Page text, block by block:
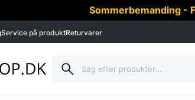
Sommerbemanding -
Service på produktReturvarer